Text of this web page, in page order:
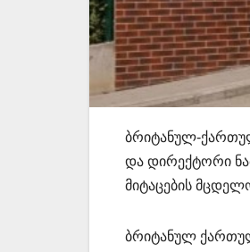
ბრიტანულ-
და დირექტორი
მიტაცების
ბრიტანულ